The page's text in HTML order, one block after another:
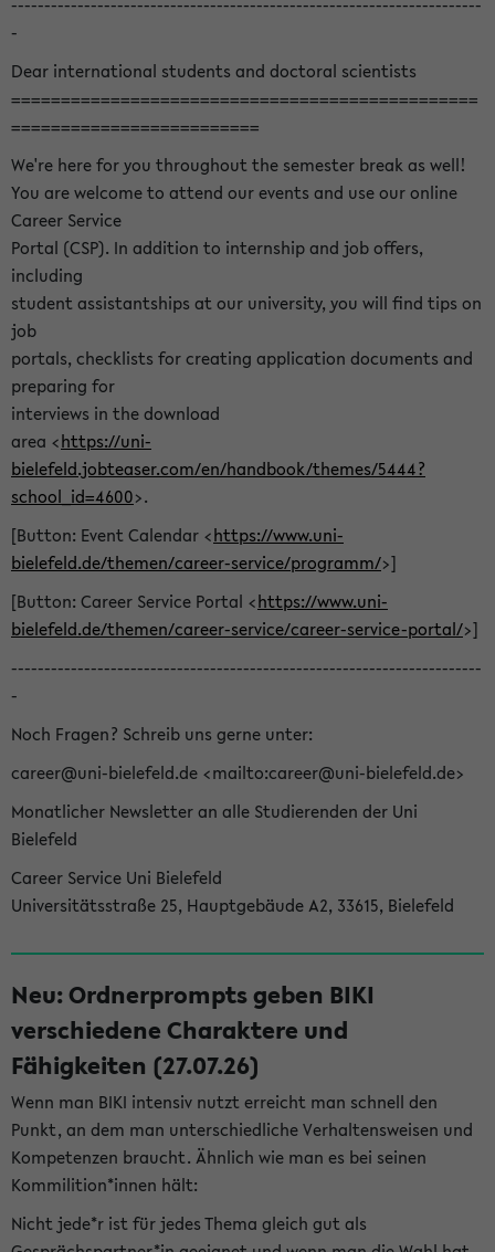
-
Dear international students and doctoral scientists
===============================================
=========================
We're here for you throughout the semester break as well!
You are welcome to attend our events and use our online
Career Service
Portal (CSP). In addition to internship and job offers,
including
student assistantships at our university, you will find tips on
job
portals, checklists for creating application documents and
preparing for
interviews in the download
area <https://uni-
bielefeld.jobteaser.com/en/handbook/themes/5444?
school_id=4600>.
[Button: Event Calendar <https://www.uni-
bielefeld.de/themen/career-service/programm/>]
[Button: Career Service Portal <https://www.uni-
bielefeld.de/themen/career-service/career-service-portal/>]
-----------------------------------------------------------------------
-
Noch Fragen? Schreib uns gerne unter:
career@uni-bielefeld.de <mailto:career@uni-bielefeld.de>
Monatlicher Newsletter an alle Studierenden der Uni
Bielefeld
Career Service Uni Bielefeld
Universitätsstraße 25, Hauptgebäude A2, 33615, Bielefeld
Neu: Ordnerprompts geben BIKI
verschiedene Charaktere und
Fähigkeiten (27.07.26)
Wenn man BIKI intensiv nutzt erreicht man schnell den
Punkt, an dem man unterschiedliche Verhaltensweisen und
Kompetenzen braucht. Ähnlich wie man es bei seinen
Kommilition*innen hält:
Nicht jede*r ist für jedes Thema gleich gut als